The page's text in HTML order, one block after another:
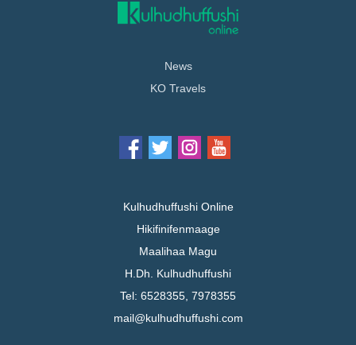
News
KO Travels
Kulhudhuffushi Online
Hikifinifenmaage
Maalihaa Magu
H.Dh. Kulhudhuffushi
Tel: 6528355, 7978355
mail@kulhudhuffushi.com